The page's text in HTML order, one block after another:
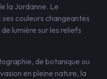
la Jordanne. Le
couleurs changeantes
lumière sur les reliefs
de botanique ou
en pleine nature, la